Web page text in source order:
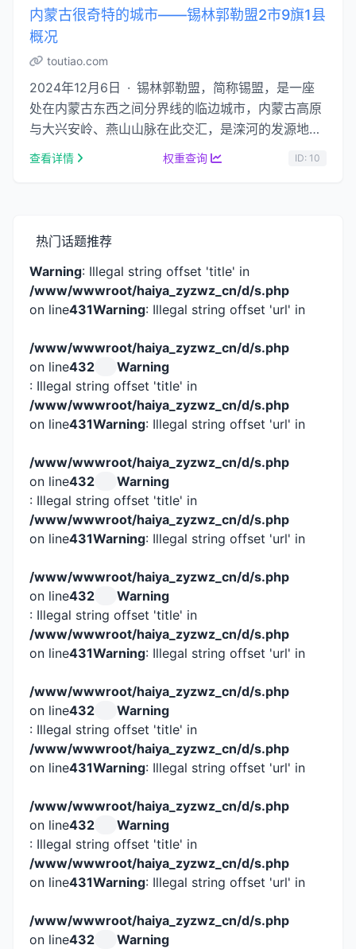
内蒙古很奇特的城市——锡林郭勒盟2市9旗1县
概况
toutiao.com
2024年12月6日 · 锡林郭勒盟，简称锡盟，是一座
处在内蒙古东西之间分界线的临边城市，内蒙古高原
与大兴安岭、燕山山脉在此交汇，是滦河的发源地，
它既有丰富的矿产资源和干燥的浑善达克大沙地，
查看详情 权重查询 ID: 10
热门话题推荐
Warning: Illegal string offset 'title' in
/www/wwwroot/haiya_zyzwz_cn/d/s.php
on line431Warning: Illegal string offset 'url' in
/www/wwwroot/haiya_zyzwz_cn/d/s.php
on line432
Warning
: Illegal string offset 'title' in
/www/wwwroot/haiya_zyzwz_cn/d/s.php
on line431Warning: Illegal string offset 'url' in
/www/wwwroot/haiya_zyzwz_cn/d/s.php
on line432
Warning
: Illegal string offset 'title' in
/www/wwwroot/haiya_zyzwz_cn/d/s.php
on line431Warning: Illegal string offset 'url' in
/www/wwwroot/haiya_zyzwz_cn/d/s.php
on line432
Warning
: Illegal string offset 'title' in
/www/wwwroot/haiya_zyzwz_cn/d/s.php
on line431Warning: Illegal string offset 'url' in
/www/wwwroot/haiya_zyzwz_cn/d/s.php
on line432
Warning
: Illegal string offset 'title' in
/www/wwwroot/haiya_zyzwz_cn/d/s.php
on line431Warning: Illegal string offset 'url' in
/www/wwwroot/haiya_zyzwz_cn/d/s.php
on line432
Warning
: Illegal string offset 'title' in
/www/wwwroot/haiya_zyzwz_cn/d/s.php
on line431Warning: Illegal string offset 'url' in
/www/wwwroot/haiya_zyzwz_cn/d/s.php
on line432
Warning